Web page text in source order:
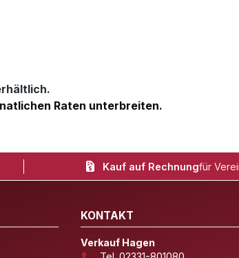
Raten unterbreiten.
Kauf auf Rechnungfür
KONTAKT
Verkauf Hagen